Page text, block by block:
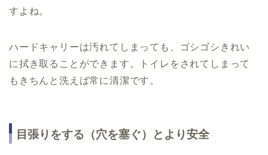
すよね。
ハードキャリーは汚れてしまっても、ゴシゴシきれい
に拭き取ることができます。トイレをされてしまって
もきちんと洗えば常に清潔です。
目張りをする（穴を塞ぐ）とより安全